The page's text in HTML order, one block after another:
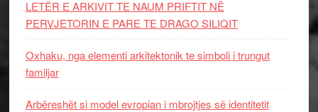
LETËR E ARKIVIT TE NAUM PRIFTIT NË
PERVJETORIN E PARE TE DRAGO SILIQIT
Oxhaku, nga elementi arkitektonik te simboli i trungut
familjar
Arbëreshët si model evropian i mbrojtjes së identitetit